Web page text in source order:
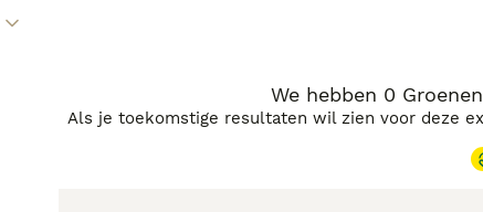
We hebben 0
Als je toekomstige resultaten wil zien voor deze